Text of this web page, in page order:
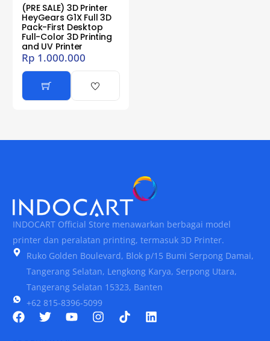
(PRE SALE) 3D Printer
HeyGears G1X Full 3D
Pack-First Desktop
Full-Color 3D Printing
and UV Printer
Rp 1.000.000
INDOCART Official Store menawarkan berbagai model
printer dan peralatan printing, termasuk 3D Printer.
Ruko Golden Boulevard, Blok p/15 Bumi Serpong Damai,
Tangerang Selatan, Lengkong Karya, Serpong Utara,
Tangerang Selatan 15323, Banten
+62 815-8396-5099